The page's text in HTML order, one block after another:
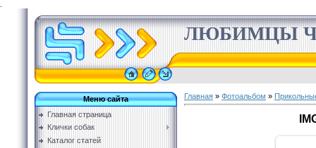
ЛЮБИМЦЫ
Меню сайта
Главная страница
Клички собак
Каталог статей
Главная » Фотоальбом »